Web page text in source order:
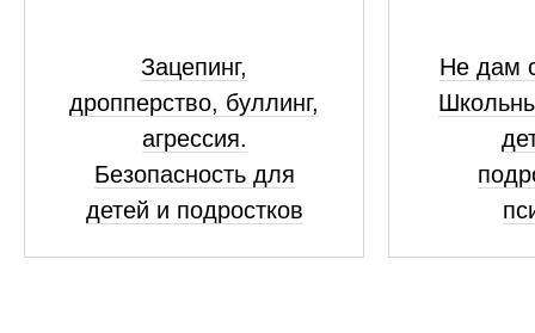
Зацепинг,
дропперство, буллинг,
агрессия.
Безопасность для
детей и подростков
Не дам